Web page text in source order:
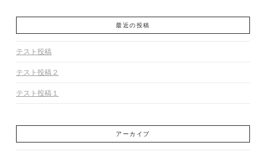
最近の投稿
テスト投稿
テスト投稿２
テスト投稿１
アーカイブ